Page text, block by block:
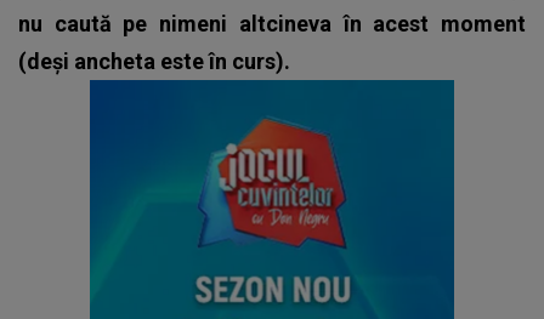
nu caută pe nimeni altcineva în acest moment
(deși ancheta este în curs).